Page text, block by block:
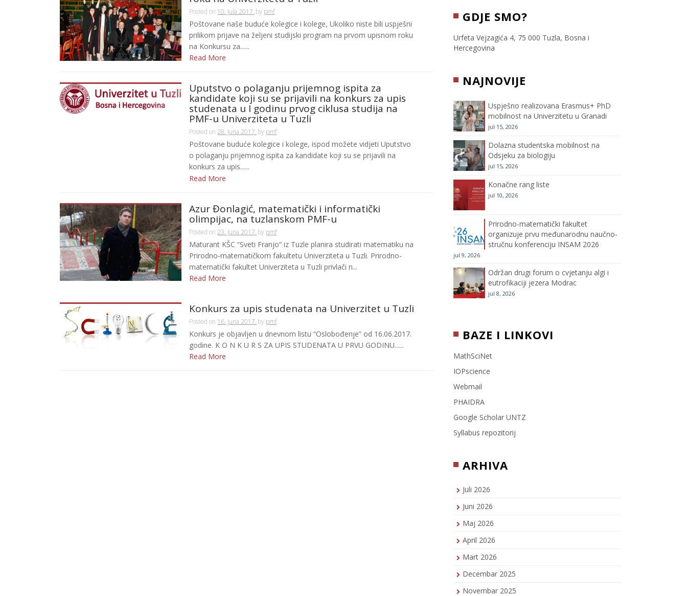
Posted on 10. Jula 2017. by pmf
Poštovane naše buduće kolegice i kolege, Ukoliko niste bili uspješni
prilikom prijave na željeni studijski program na prvom upisnom roku
na Konkursu za......
Read More
Uputstvo o polaganju prijemnog ispita za
kandidate koji su se prijavili na konkurs za upis
studenata u I godinu prvog ciklusa studija na
PMF-u Univerziteta u Tuzli
Posted on 28. Juna 2017. by pmf
Poštovane buduće kolegice i kolege, ispod možete vidjeti Uputstvo
o polaganju prijemnog ispita za kandidate koji su se prijavili na
konkurs za upis......
Read More
Azur Đonlagić, matematički i informatički
olimpijac, na tuzlanskom PMF-u
Posted on 23. Juna 2017. by pmf
Maturant KŠC “Sveti Franjo” iz Tuzle planira studirati matematiku na
Prirodno-matematičkom fakultetu Univerziteta u Tuzli. Prirodno-
matematički fakultet Univerziteta u Tuzli privlači n...
Read More
Konkurs za upis studenata na Univerzitet u Tuzli
Posted on 16. Juna 2017. by pmf
Konkurs je objavljen u dnevnom listu “Oslobođenje” od 16.06.2017.
godine. K O N K U R S ZA UPIS STUDENATA U PRVU GODINU......
Read More
c
e
o
o
k
i
t
e
t
a
m
T
C
h
e
l
GDJE SMO?
Urfeta Vejzagića 4, 75 000 Tuzla, Bosna i
Hercegovina
NAJNOVIJE
Uspješno realizovana Erasmus+ PhD
mobilnost na Univerzitetu u Granadi
jul 15, 2026
Dolazna studentska mobilnost na
Odsjeku za biologiju
jul 15, 2026
Konačne rang liste
jul 10, 2026
Prirodno-matematički fakultet
organizuje prvu međunarodnu naučno-
stručnu konferenciju INSAM 2026
jul 9, 2026
Održan drugi forum o cvjetanju algi i
eutrofikaciji jezera Modrac
jul 8, 2026
BAZE I LINKOVI
MathSciNet
IOPscience
Webmail
PHAIDRA
Google Scholar UNTZ
Syllabus repozitorij
ARHIVA
Juli 2026
Juni 2026
Maj 2026
April 2026
Mart 2026
Decembar 2025
Novembar 2025